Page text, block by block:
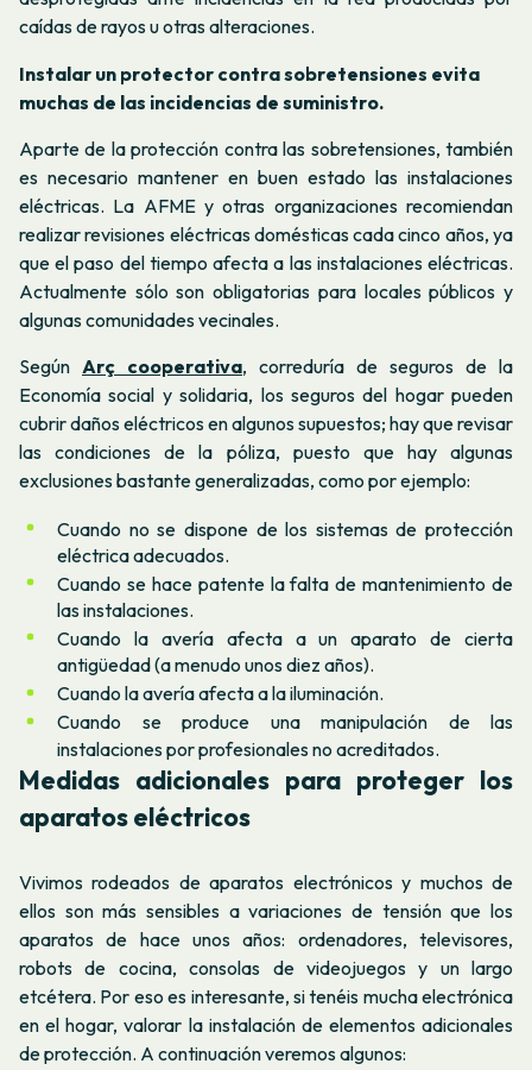
caídas de rayos u otras alteraciones.
Instalar un protector contra sobretensiones evita
muchas de las incidencias de suministro.
Aparte de la protección contra las sobretensiones, también
es necesario mantener en buen estado las instalaciones
eléctricas. La AFME y otras organizaciones recomiendan
realizar revisiones eléctricas domésticas cada cinco años, ya
que el paso del tiempo afecta a las instalaciones eléctricas.
Actualmente sólo son obligatorias para locales públicos y
algunas comunidades vecinales.
Según Arç cooperativa, correduría de seguros de la
Economía social y solidaria, los seguros del hogar pueden
cubrir daños eléctricos en algunos supuestos; hay que revisar
las condiciones de la póliza, puesto que hay algunas
exclusiones bastante generalizadas, como por ejemplo:
Cuando no se dispone de los sistemas de protección
eléctrica adecuados.
Cuando se hace patente la falta de mantenimiento de
las instalaciones.
Cuando la avería afecta a un aparato de cierta
antigüedad (a menudo unos diez años).
Cuando la avería afecta a la iluminación.
Cuando se produce una manipulación de las
instalaciones por profesionales no acreditados.
Medidas adicionales para proteger los
aparatos eléctricos
Vivimos rodeados de aparatos electrónicos y muchos de
ellos son más sensibles a variaciones de tensión que los
aparatos de hace unos años: ordenadores, televisores,
robots de cocina, consolas de videojuegos y un largo
etcétera. Por eso es interesante, si tenéis mucha electrónica
en el hogar, valorar la instalación de elementos adicionales
de protección. A continuación veremos algunos: